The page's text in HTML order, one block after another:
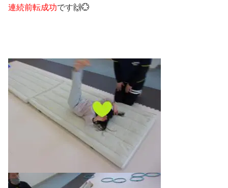
連続前転成功です🙌💮